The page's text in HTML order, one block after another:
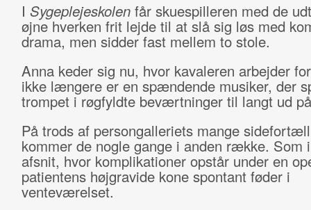
I Sygeplejeskolenfår skuespilleren med de
øjne hverken frit lejde til at slå sig løs med
drama, men sidder fast mellem to stole.
Anna keder sig nu, hvor kavaleren arbejder
ikke længere er en spændende musiker, der
trompet i røgfyldte beværtninger til langt ud
På trods af persongalleriets mange
kommer de nogle gange i anden række. Som
afsnit, hvor komplikationer opstår under en
patientens højgravide kone spontant føder i
venteværelset.